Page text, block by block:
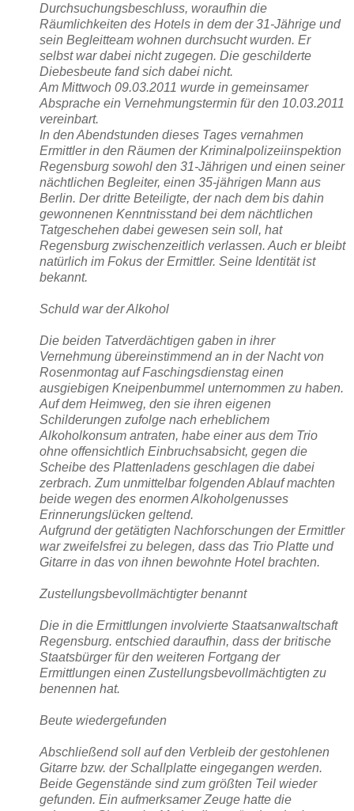
Durchsuchungsbeschluss, woraufhin die
Räumlichkeiten des Hotels in dem der 31-Jährige und
sein Begleitteam wohnen durchsucht wurden. Er
selbst war dabei nicht zugegen. Die geschilderte
Diebesbeute fand sich dabei nicht.
Am Mittwoch 09.03.2011 wurde in gemeinsamer
Absprache ein Vernehmungstermin für den 10.03.2011
vereinbart.
In den Abendstunden dieses Tages vernahmen
Ermittler in den Räumen der Kriminalpolizeiinspektion
Regensburg sowohl den 31-Jährigen und einen seiner
nächtlichen Begleiter, einen 35-jährigen Mann aus
Berlin. Der dritte Beteiligte, der nach dem bis dahin
gewonnenen Kenntnisstand bei dem nächtlichen
Tatgeschehen dabei gewesen sein soll, hat
Regensburg zwischenzeitlich verlassen. Auch er bleibt
natürlich im Fokus der Ermittler. Seine Identität ist
bekannt.
Schuld war der Alkohol
Die beiden Tatverdächtigen gaben in ihrer
Vernehmung übereinstimmend an in der Nacht von
Rosenmontag auf Faschingsdienstag einen
ausgiebigen Kneipenbummel unternommen zu haben.
Auf dem Heimweg, den sie ihren eigenen
Schilderungen zufolge nach erheblichem
Alkoholkonsum antraten, habe einer aus dem Trio
ohne offensichtlich Einbruchsabsicht, gegen die
Scheibe des Plattenladens geschlagen die dabei
zerbrach. Zum unmittelbar folgenden Ablauf machten
beide wegen des enormen Alkoholgenusses
Erinnerungslücken geltend.
Aufgrund der getätigten Nachforschungen der Ermittler
war zweifelsfrei zu belegen, dass das Trio Platte und
Gitarre in das von ihnen bewohnte Hotel brachten.
Zustellungsbevollmächtigter benannt
Die in die Ermittlungen involvierte Staatsanwaltschaft
Regensburg. entschied daraufhin, dass der britische
Staatsbürger für den weiteren Fortgang der
Ermittlungen einen Zustellungsbevollmächtigten zu
benennen hat.
Beute wiedergefunden
Abschließend soll auf den Verbleib der gestohlenen
Gitarre bzw. der Schallplatte eingegangen werden.
Beide Gegenstände sind zum größten Teil wieder
gefunden. Ein aufmerksamer Zeuge hatte die